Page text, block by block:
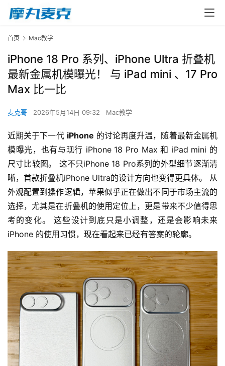
首页 Mac教学
iPhone 18 Pro 系列、iPhone Ultra 折叠机
最新金属机模曝光！ 与 iPad mini 、17 Pro
Max 比一比
麦克哥 2026年5月14日 09:32 Mac教学
近期关于下一代 iPhone 的讨论再度升温，随着最新金属机
模曝光，也有与现行 iPhone 18 Pro Max 和 iPad mini 的
尺寸比较图。 这不只iPhone 18 Pro系列的外型细节逐渐清
晰，首款折叠机iPhone Ultra的设计方向也变得更具体。 从
外观配置到操作逻辑，苹果似乎正在做出不同于市场主流的
选择，尤其是在折叠机的使用定位上，更是带来不少值得思
考的变化。 这些设计到底只是小调整，还是会影响未来
iPhone 的使用习惯，现在看起来已经有答案的轮廓。